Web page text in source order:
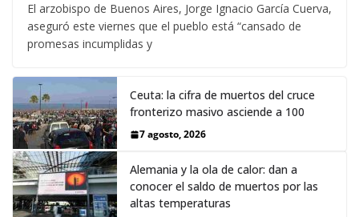
El arzobispo de Buenos Aires, Jorge Ignacio García Cuerva,
aseguró este viernes que el pueblo está “cansado de
promesas incumplidas y
Ceuta: la cifra de muertos del cruce
fronterizo masivo asciende a 100
7 agosto, 2026
Alemania y la ola de calor: dan a
conocer el saldo de muertos por las
altas temperaturas